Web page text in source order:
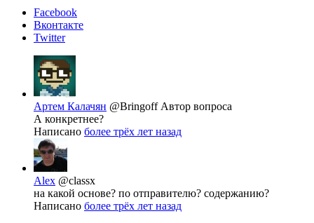
Facebook
Вконтакте
Twitter
Артем Калачян @Bringoff Автор вопроса
А конкретнее?
Написано более трёх лет назад
Alex @classx
на какой основе? по отправителю? содержанию?
Написано более трёх лет назад